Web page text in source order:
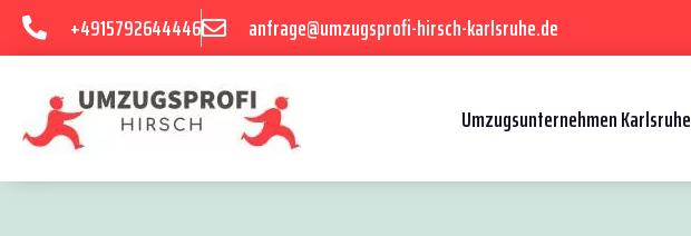
+4915792644446 anfrage@umzugsprofi-hirsch-karlsruhe.de
Umzugsunternehmen Karlsruhe